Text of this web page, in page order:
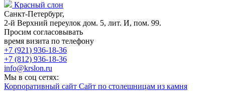
Красный слон
Санкт-Петербург,
2-й Верхний переулок дом. 5, лит. И, пом. 99.
Просим согласовывать
время визита по телефону
+7 (921) 936-18-36
+7 (812) 936-18-36
info@krslon.ru
Мы в соц сетях:
Корпоративный сайт Сайт по столешницам из камня